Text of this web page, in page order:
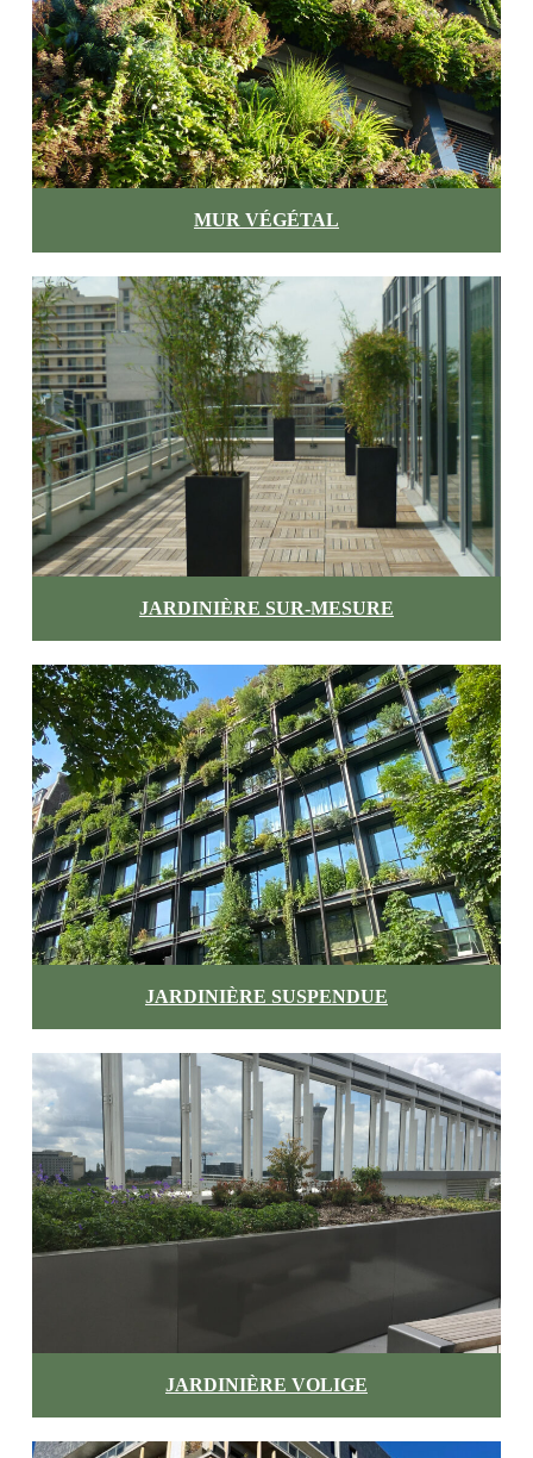
MUR VÉGÉTAL
JARDINIÈRE SUR-MESURE
JARDINIÈRE SUSPENDUE
JARDINIÈRE VOLIGE